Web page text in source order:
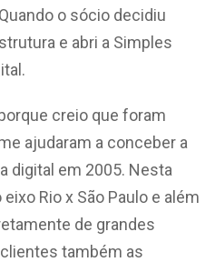
o sócio decidiu
e abri a Simples
creio que foram
ajudaram a conceber a
digital em 2005. Nesta
Rio x São Paulo e além
de grandes
também as